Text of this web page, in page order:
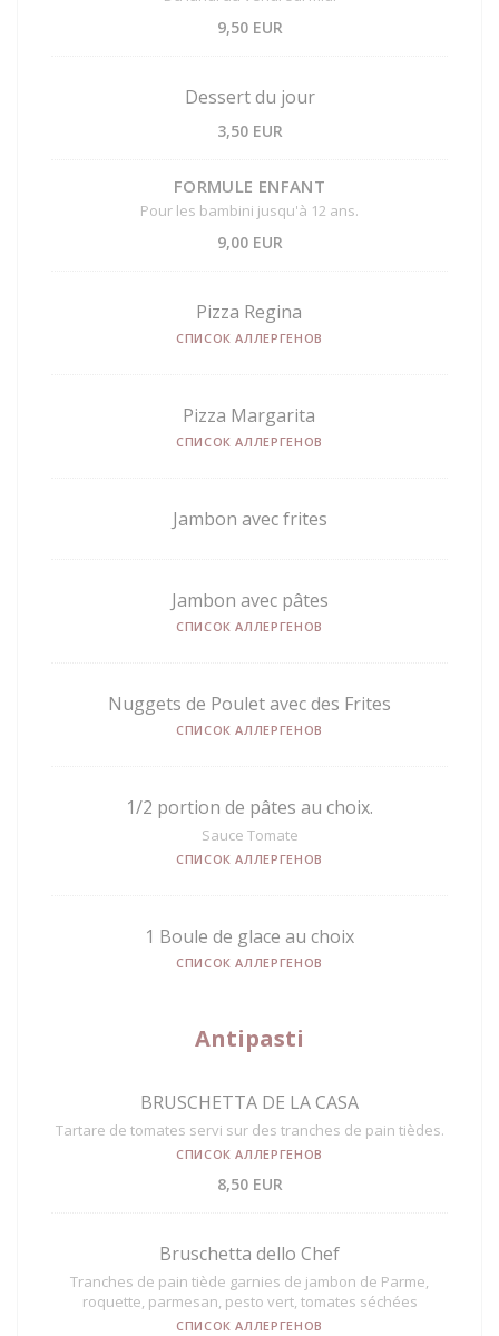
9,50 EUR
Dessert du jour
3,50 EUR
FORMULE ENFANT
Pour les bambini jusqu'à 12 ans.
9,00 EUR
Pizza Regina
СПИСОК АЛЛЕРГЕНОВ
Pizza Margarita
СПИСОК АЛЛЕРГЕНОВ
Jambon avec frites
Jambon avec pâtes
СПИСОК АЛЛЕРГЕНОВ
Nuggets de Poulet avec des Frites
СПИСОК АЛЛЕРГЕНОВ
1/2 portion de pâtes au choix.
Sauce Tomate
СПИСОК АЛЛЕРГЕНОВ
1 Boule de glace au choix
СПИСОК АЛЛЕРГЕНОВ
Antipasti
BRUSCHETTA DE LA CASA
Tartare de tomates servi sur des tranches de pain tièdes.
СПИСОК АЛЛЕРГЕНОВ
8,50 EUR
Bruschetta dello Chef
Tranches de pain tiède garnies de jambon de Parme,
roquette, parmesan, pesto vert, tomates séchées
СПИСОК АЛЛЕРГЕНОВ